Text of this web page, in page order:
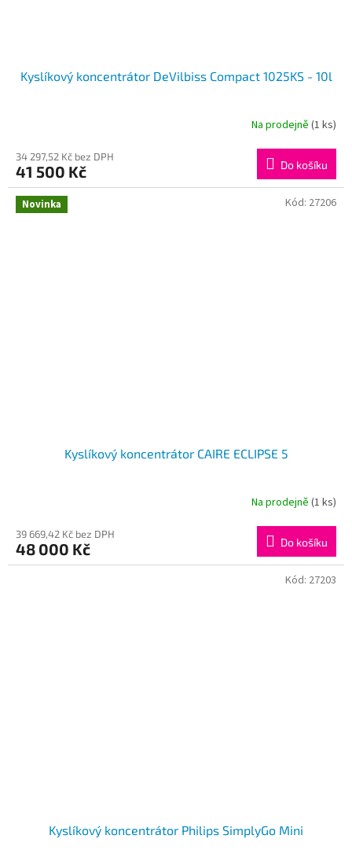
Kyslíkový koncentrátor DeVilbiss Compact 1025KS - 10l
Na prodejně (1 ks)
34 297,52 Kč bez DPH
41 500 Kč Do košíku
Novinka
Kyslíkový koncentrátor CAIRE ECLIPSE 5
Na prodejně (1 ks)
39 669,42 Kč bez DPH
48 000 Kč Do košíku
Kód: 27206
Kyslíkový koncentrátor Philips SimplyGo Mini
Kód: 27203